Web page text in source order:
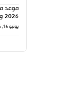
موعد
2026 والقنوات الناقلة
يونيو 16, 2026